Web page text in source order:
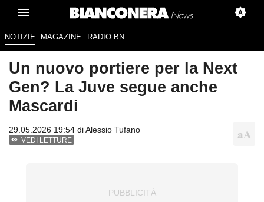
NOTIZIE MAGAZINE RADIO BN
Un nuovo portiere per la Next
Gen? La Juve segue anche
Mascardi
29.05.2026 19:54 diAlessio Tufano
VEDI LETTURE